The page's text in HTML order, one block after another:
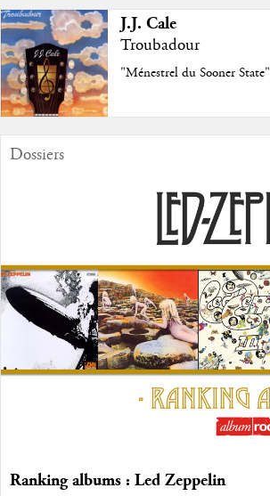
J.J. Cale
Troubadour
"Ménestrel du Sooner State"
Dossiers
Ranking albums : Led Zeppelin